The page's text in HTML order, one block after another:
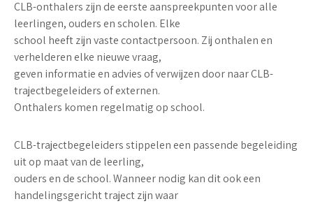
CLB-onthalers zijn de eerste aanspreekpunten voor alle
leerlingen, ouders en scholen. Elke
school heeft zijn vaste contactpersoon. Zij onthalen en
verhelderen elke nieuwe vraag,
geven informatie en advies of verwijzen door naar CLB-
trajectbegeleiders of externen.
Onthalers komen regelmatig op school.
CLB-trajectbegeleiders stippelen een passende begeleiding
uit op maat van de leerling,
ouders en de school. Wanneer nodig kan dit ook een
handelingsgericht traject zijn waar